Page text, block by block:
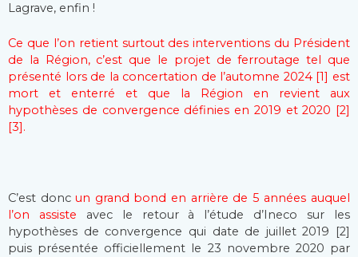
Lagrave, enfin !
Ce que l’on retient surtout des interventions du Président
de la Région, c’est que le projet de ferroutage tel que
présenté lors de la concertation de l’automne 2024 [1] est
mort et enterré et que la Région en revient aux
hypothèses de convergence définies en 2019 et 2020 [2]
[3].
C’est doncun grand bond en arrière de 5 années auquel
l’on assiste avec le retour à l’étude d’Ineco sur les
hypothèses de convergence qui date de juillet 2019 [2]
puis présentée officiellement le 23 novembre 2020 par